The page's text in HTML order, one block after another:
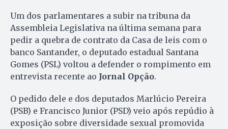
Um dos parlamentares a subir na tribuna da
Assembleia Legislativa na última semana para
pedir a quebra de contrato da Casa de leis com o
banco Santander, o deputado estadual Santana
Gomes (PSL) voltou a defender o rompimento em
entrevista recente ao Jornal Opção.
O pedido dele e dos deputados Marlúcio Pereira
(PSB) e Francisco Junior (PSD) veio após repúdio à
exposição sobre diversidade sexual promovida